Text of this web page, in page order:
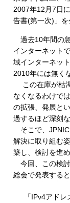
2007年12月7日
告書(第一次)」を
過去10年間の
インターネット
域インターネッ
2010年には無く
この在庫が枯
なくなるわけで
の拡張、発展と
過するほど深刻
そこで、JPNIC
解決に取り組む
築し、検討を進
今回、この検
総会で発表する
「IPv4アド